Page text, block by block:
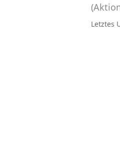
Handy-Abo
Letztes